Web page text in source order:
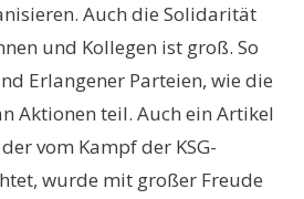
Auch die Solidarität
und Kollegen ist groß. So
Erlangener Parteien, wie die
Aktionen teil. Auch ein Artikel
vom Kampf der KSG-
wurde mit großer Freude